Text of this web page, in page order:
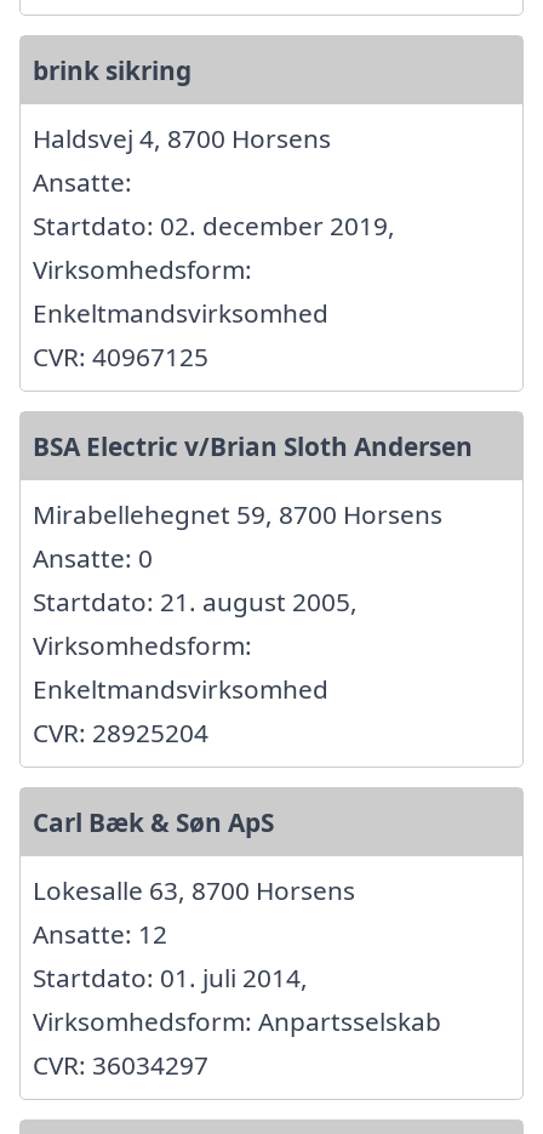
brink sikring
Haldsvej 4, 8700 Horsens
Ansatte:
Startdato: 02. december 2019,
Virksomhedsform:
Enkeltmandsvirksomhed
CVR: 40967125
BSA Electric v/Brian Sloth Andersen
Mirabellehegnet 59, 8700 Horsens
Ansatte: 0
Startdato: 21. august 2005,
Virksomhedsform:
Enkeltmandsvirksomhed
CVR: 28925204
Carl Bæk & Søn ApS
Lokesalle 63, 8700 Horsens
Ansatte: 12
Startdato: 01. juli 2014,
Virksomhedsform: Anpartsselskab
CVR: 36034297